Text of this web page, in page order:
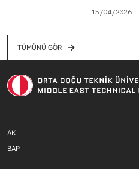
15/04/2026
TÜMÜNÜ GÖR
Footer menu 1 TR
AK
Footer menu 3 TR
BAP